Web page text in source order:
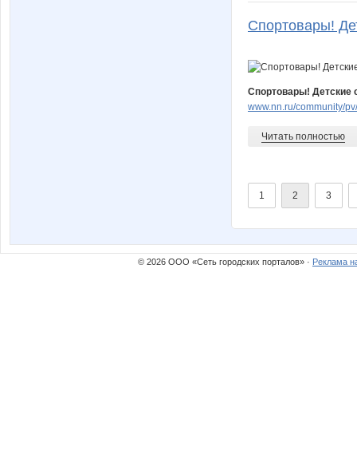
Спортовары!
Спортовары! Детские
www.nn.ru/community/
Читать полностью
1 2 3
© 2026 ООО «Сеть городских порталов» · Реклама